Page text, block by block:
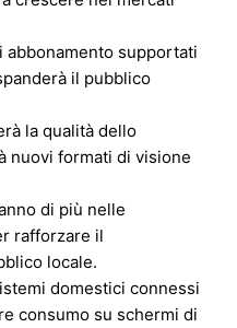
abbonamento supportati
il pubblico
la qualità dello
nuovi formati di visione
di più nelle
rafforzare il
locale.
domestici connessi
consumo su schermi di